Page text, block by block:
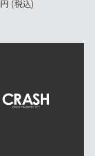
円 (税込)